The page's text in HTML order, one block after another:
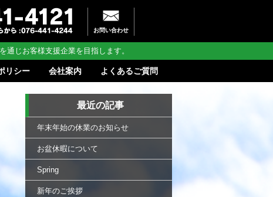
お問い合わせ
じお客様支援企業を目指します。
リシー 会社案内 よくあるご質問
最近の記事
年末年始の休業のお知らせ
お盆休暇について
Spring
新年のご挨拶